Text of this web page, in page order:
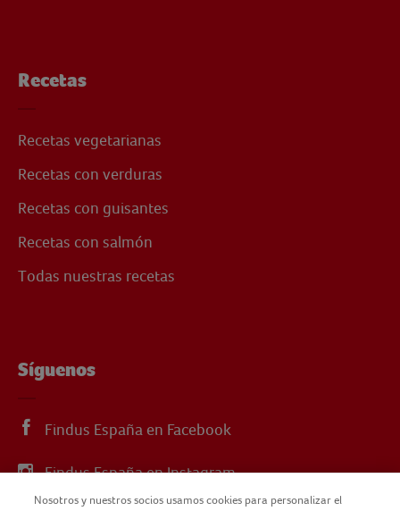
Recetas
Recetas vegetarianas
Recetas con verduras
Recetas con guisantes
Recetas con salmón
Todas nuestras recetas
Síguenos
Findus España en Facebook
Findus España en Instagram
Nosotros y nuestros socios usamos cookies para personalizar el